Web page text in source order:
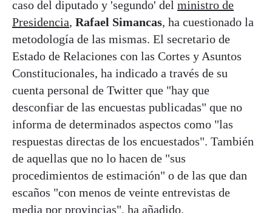
caso del diputado y 'segundo' del ministro de
Presidencia, Rafael Simancas, ha cuestionado la
metodología de las mismas. El secretario de
Estado de Relaciones con las Cortes y Asuntos
Constitucionales, ha indicado a través de su
cuenta personal de Twitter que "hay que
desconfiar de las encuestas publicadas" que no
informa de determinados aspectos como "las
respuestas directas de los encuestados". También
de aquellas que no lo hacen de "sus
procedimientos de estimación" o de las que dan
escaños "con menos de veinte entrevistas de
media por provincias", ha añadido.